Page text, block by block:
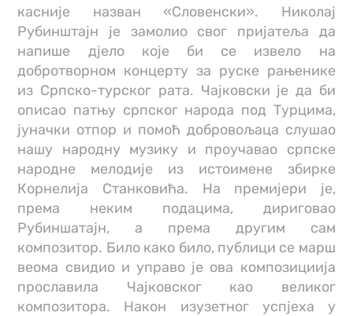
касније назван «Словенски». Николај
Рубинштајн је замолио свог пријатеља да
напише дјело које би се извело на
добротворном концерту за руске рањенике
из Српско-турског рата. Чајковски је да би
описао патњу српског народа под Турцима,
јуначки отпор и помоћ добровољаца слушао
нашу народну музику и проучавао српске
народне мелодије из истоимене збирке
Корнелија Станковића. На премијери је,
према неким подацима, дириговао
Рубиншатајн, а према другим сам
композитор. Било како било, публици се марш
веома свидио и управо је ова композициија
прославила Чајковског као великог
композитора. Након изузетног успјеха у